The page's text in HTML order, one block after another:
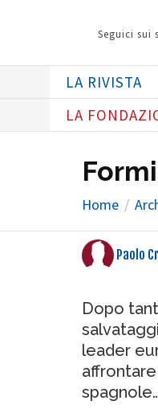
Seguici sui
LA RIVISTA
LA
Home
Paolo
Dopo
leader